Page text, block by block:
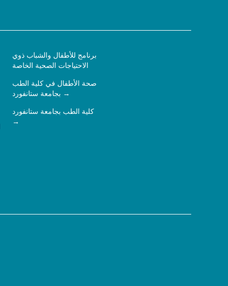
برنامج للأطفال والشباب ذوي
الاحتياجات الصحية الخاصة
صحة الأطفال في كلية الطب
بجامعة ستانفورد
كلية الطب بجامعة ستانفورد